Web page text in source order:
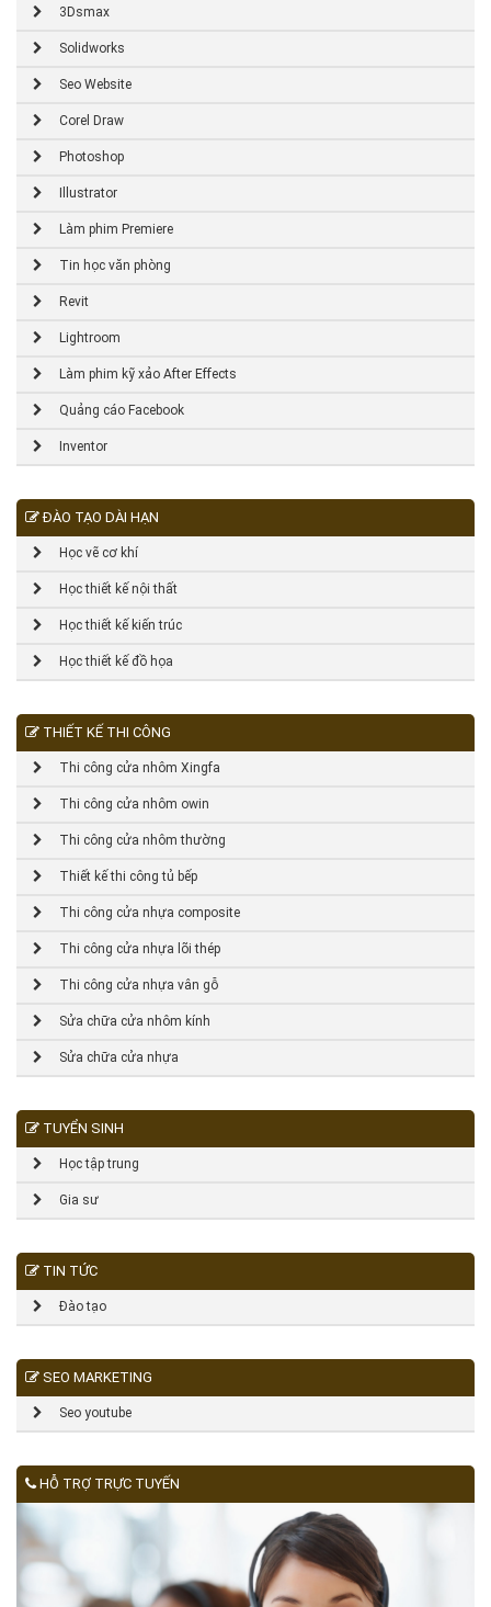
3Dsmax
Solidworks
Seo Website
Corel Draw
Photoshop
Illustrator
Làm phim Premiere
Tin học văn phòng
Revit
Lightroom
Làm phim kỹ xảo After Effects
Quảng cáo Facebook
Inventor
ĐÀO TẠO DÀI HẠN
Học vẽ cơ khí
Học thiết kế nội thất
Học thiết kế kiến trúc
Học thiết kế đồ họa
THIẾT KẾ THI CÔNG
Thi công cửa nhôm Xingfa
Thi công cửa nhôm owin
Thi công cửa nhôm thường
Thiết kế thi công tủ bếp
Thi công cửa nhựa composite
Thi công cửa nhựa lõi thép
Thi công cửa nhựa vân gỗ
Sửa chữa cửa nhôm kính
Sửa chữa cửa nhựa
TUYỂN SINH
Học tập trung
Gia sư
TIN TỨC
Đào tạo
SEO MARKETING
Seo youtube
HỖ TRỢ TRỰC TUYẾN